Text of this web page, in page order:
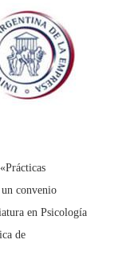
convenio
en Psicología
de